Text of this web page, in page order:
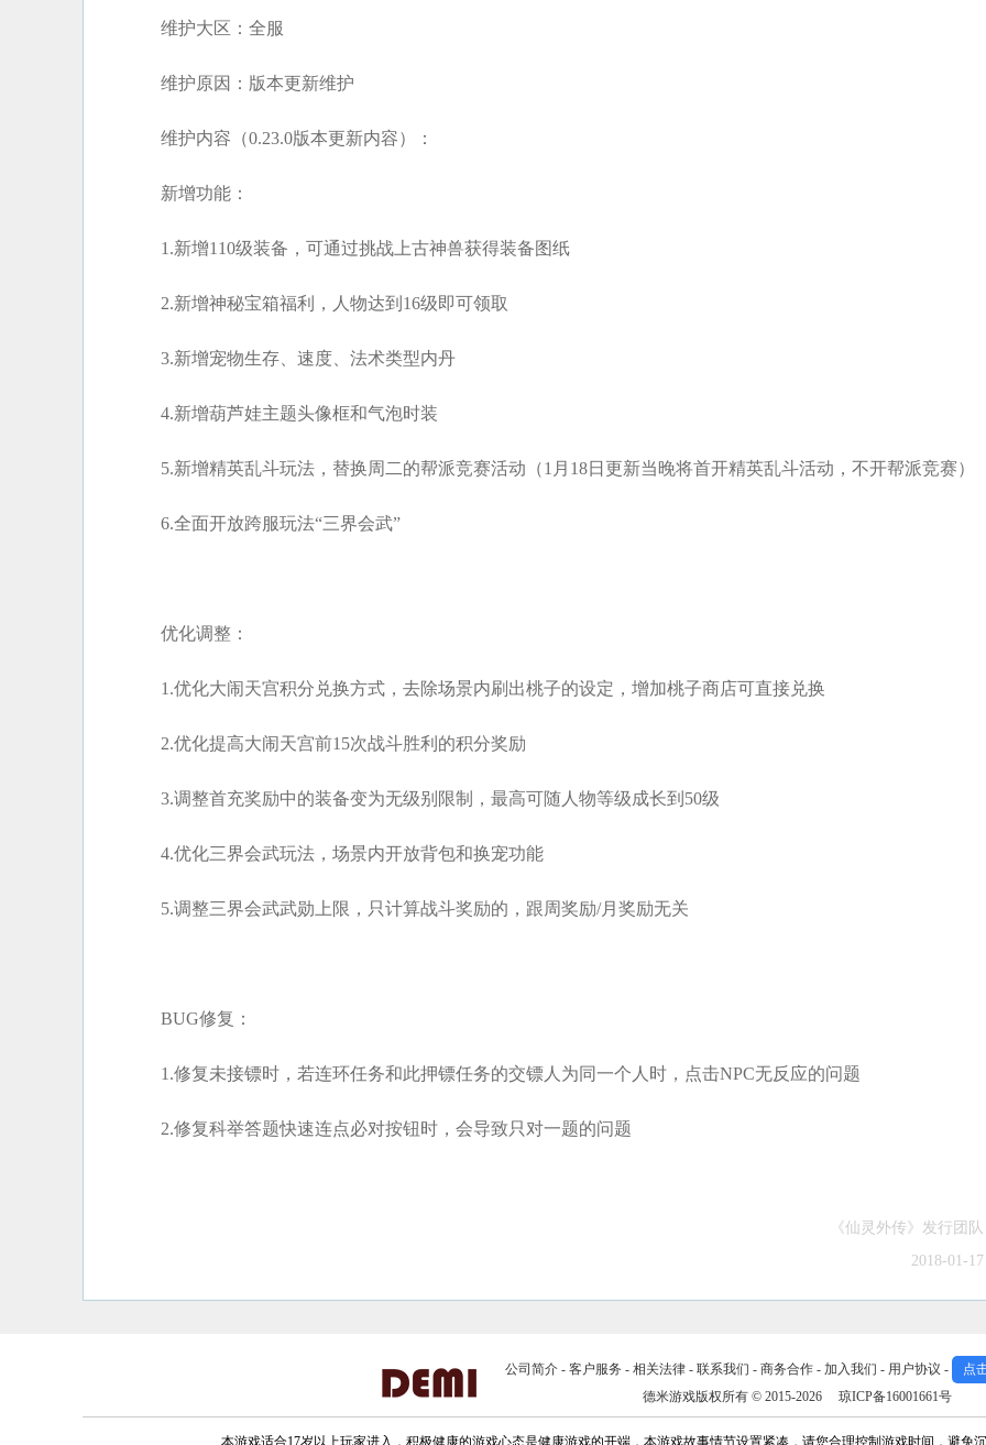
维护大区：全服
维护原因：版本更新维护
维护内容（0.23.0版本更新内容）：
新增功能：
1.新增110级装备，可通过挑战上古神兽获得装备图纸
2.新增神秘宝箱福利，人物达到16级即可领取
3.新增宠物生存、速度、法术类型内丹
4.新增葫芦娃主题头像框和气泡时装
5.新增精英乱斗玩法，替换周二的帮派竞赛活动（1月18日更新当晚将首开精英乱斗活动，不开帮派竞赛）
6.全面开放跨服玩法“三界会武”
优化调整：
1.优化大闹天宫积分兑换方式，去除场景内刷出桃子的设定，增加桃子商店可直接兑换
2.优化提高大闹天宫前15次战斗胜利的积分奖励
3.调整首充奖励中的装备变为无级别限制，最高可随人物等级成长到50级
4.优化三界会武玩法，场景内开放背包和换宠功能
5.调整三界会武武勋上限，只计算战斗奖励的，跟周奖励/月奖励无关
BUG修复：
1.修复未接镖时，若连环任务和此押镖任务的交镖人为同一个人时，点击NPC无反应的问题
2.修复科举答题快速连点必对按钮时，会导致只对一题的问题
《仙灵外传》发行团队
2018-01-17
公司简介 - 客户服务 - 相关法律 - 联系我们 - 商务合作 - 加入我们 - 用户协议 -
点
德米游戏版权所有 © 2015-2026
琼ICP备16001661号
本游戏适合17岁以上玩家进入，积极健康的游戏心态是健康游戏的开端，本游戏故事情节设置紧凑，请您合理控制游戏时间，避免